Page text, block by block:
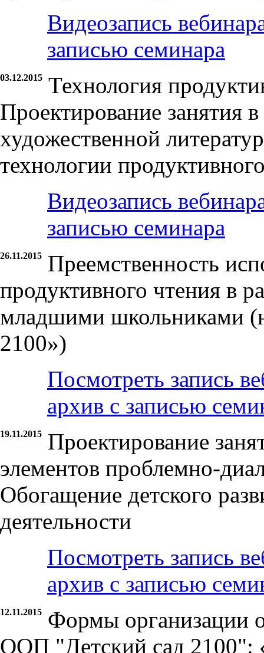
Видеозапись
записью семинара
03.12.2015 Технология
Проектирование
художественной
технологии
Видеозапись
записью семинара
26.11.2015
Преемственность
продуктивного чтения в
младшими школьниками
2100»)
Посмотреть запись
архив с записью
19.11.2015
Проектирование
элементов проблемно-
Обогащение детского
деятельности
Посмотреть запись
архив с записью
12.11.2015
Формы организации
ООП "Детский сад